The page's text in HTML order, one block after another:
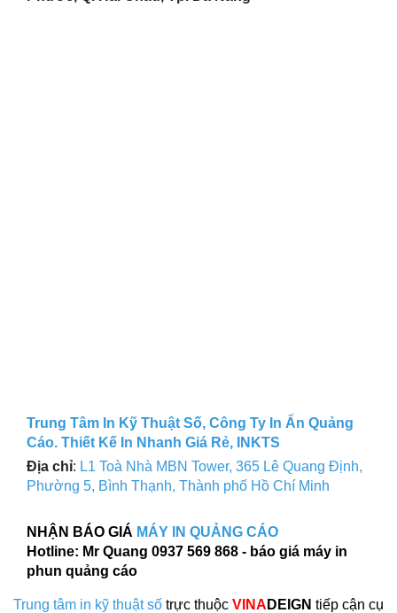
Trung Tâm In Kỹ Thuật Số, Công Ty In Ấn Quảng
Cáo. Thiết Kế In Nhanh Giá Rẻ, INKTS
Địa chỉ: L1 Toà Nhà MBN Tower, 365 Lê Quang Định,
Phường 5, Bình Thạnh, Thành phố Hồ Chí Minh
NHẬN BÁO GIÁ MÁY IN QUẢNG CÁO
Hotline: Mr Quang 0937 569 868 - báo giá máy in
phun quảng cáo
Trung tâm in kỹ thuật số trực thuộc VINA DEIGN tiếp cận cụ